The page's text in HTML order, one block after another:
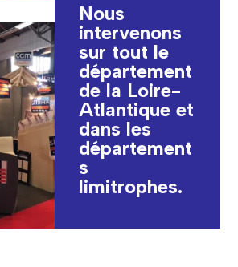
Nous
intervenons
sur tout le
département
de la Loire-
Atlantique et
dans les
département
s
limitrophes.